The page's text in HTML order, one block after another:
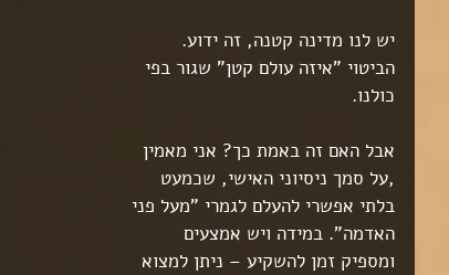
יש לנו מדינה קטנה, זה ידוע.
הביטוי "איזה עולם קטן" שגור בפי
כולנו.
אבל האם זה באמת כך? אני מאמין
,על סמך ניסיוני האישי, שכמעט
בלתי אפשרי להעלם לגמרי "מעל פני
האדמה". במידה ויש אמצעים
ומספיק זמן להשקיע – ניתן למצוא